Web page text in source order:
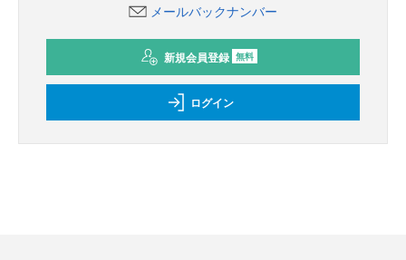
メールバックナンバー
新規会員登録 無料
ログイン